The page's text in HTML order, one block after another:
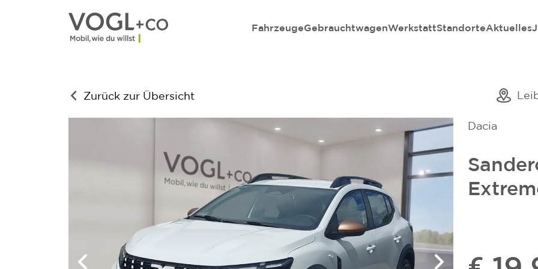
FahrzeugeGebrauchtwagenWerkstattStandorteAktuelles
Zurück zur Übersicht
Dacia